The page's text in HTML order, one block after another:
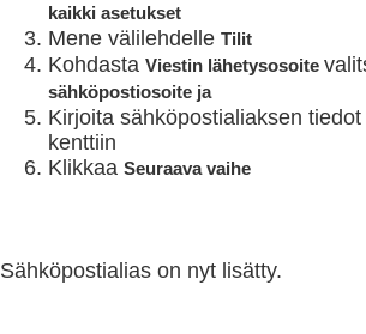
kaikki asetukset
Mene välilehdelle Tilit
Kohdasta Viestin lähetysosoite
sähköpostiosoite ja
Kirjoita sähköpostialiaksen
kenttiin
Klikkaa Seuraava vaihe
Sähköpostialias on nyt lisätty.